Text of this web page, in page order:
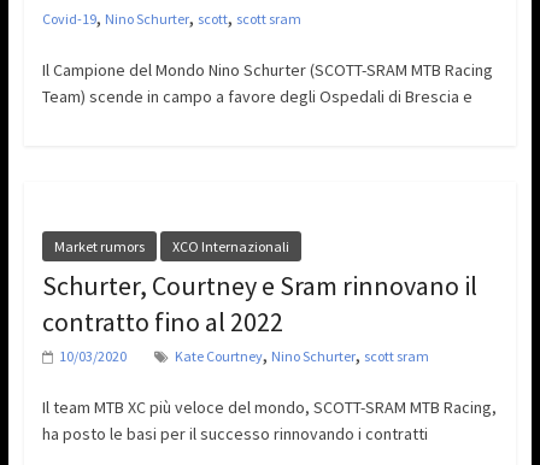
Covid-19, Nino Schurter, scott, scott sram
Il Campione del Mondo Nino Schurter (SCOTT-SRAM MTB Racing
Team) scende in campo a favore degli Ospedali di Brescia e
Market rumors XCO Internazionali
Schurter, Courtney e Sram rinnovano il
contratto fino al 2022
10/03/2020 Kate Courtney, Nino Schurter, scott sram
Il team MTB XC più veloce del mondo, SCOTT-SRAM MTB Racing,
ha posto le basi per il successo rinnovando i contratti